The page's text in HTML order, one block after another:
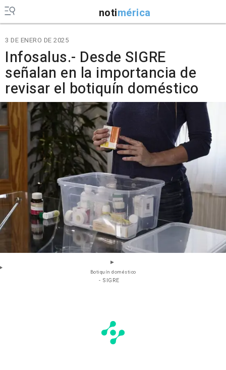
notimérica
3 DE ENERO DE 2025
Infosalus.- Desde SIGRE
señalan en la importancia de
revisar el botiquín doméstico
Botiquín doméstico
- SIGRE